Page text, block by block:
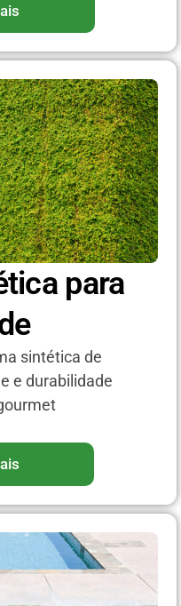
para
sintética de
e durabilidade